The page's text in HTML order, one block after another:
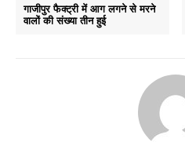
गाजीपुर फैक्ट्री में आग लगने से मरने
वालों की संख्या तीन हुई